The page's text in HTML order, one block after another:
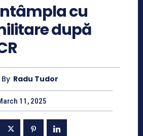
cu
după
By Radu Tudor
11, 2025